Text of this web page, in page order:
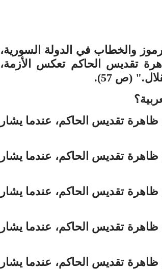
والخطاب في الدولة السورية،
تقديس الحاكم تعكس الأزمة،
(ص 57).
تقديس الحاكم، عندما يشار
تقديس الحاكم، عندما يشار
تقديس الحاكم، عندما يشار
تقديس الحاكم، عندما يشار
تقديس الحاكم، عندما يشار